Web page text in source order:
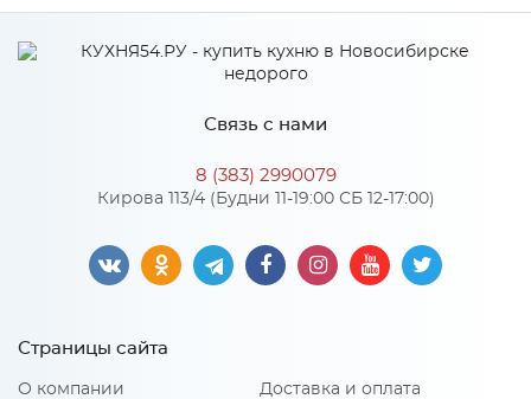
Графит/Графит
структурный
ЛДСП
Количество упаковок: 4
Материал 2: МДФ
Связь с нами
8 (383) 2990079
Кирова 113/4 (Будни 11-19:00 СБ 12-17:00)
Страницы сайта
О компании Доставка и оплата